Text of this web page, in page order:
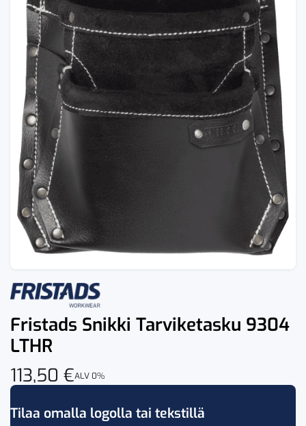
Fristads Snikki Tarviketasku 9304
LTHR
113,50 €ALV 0%
Tilaa omalla logolla tai tekstillä